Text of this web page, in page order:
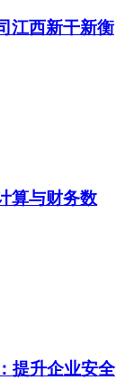
江西新干新衡
算与财务数
提升企业安全